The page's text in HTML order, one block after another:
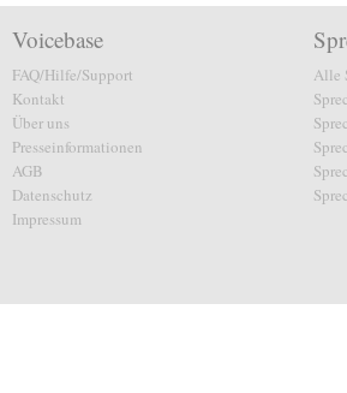
Voicebase
FAQ/Hilfe/Support
Kontakt
Über uns
Presseinformationen
AGB
Datenschutz
Impressum
Alle